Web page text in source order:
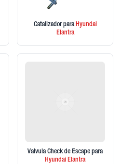
Catalizador paraHyundai
Elantra
Valvula Check de Escape para
Hyundai Elantra